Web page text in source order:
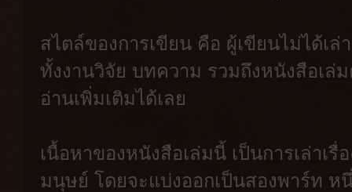
สไตล์ของการเขียน คือ ผู้เขียนไม่ได้เ
ทั้งงานวิจัย บทความ รวมถึงหนังสือเล่
อ่านเพิ่มเติมได้เลย
เนื้อหาของหนังสือเล่มนี้ เป็นการเล่าเ
มนุษย์ โดยจะแบ่งออกเป็นสองพาร์ท ห